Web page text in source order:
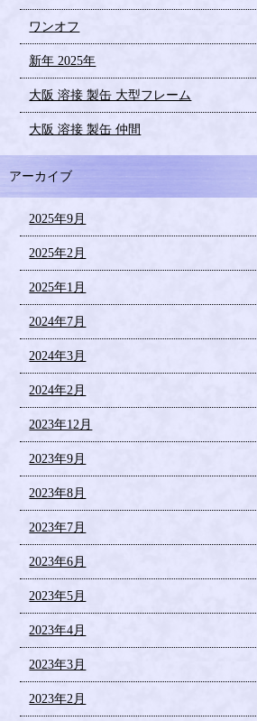
ワンオフ
新年 2025年
大阪 溶接 製缶 大型フレーム
大阪 溶接 製缶 仲間
アーカイブ
2025年9月
2025年2月
2025年1月
2024年7月
2024年3月
2024年2月
2023年12月
2023年9月
2023年8月
2023年7月
2023年6月
2023年5月
2023年4月
2023年3月
2023年2月